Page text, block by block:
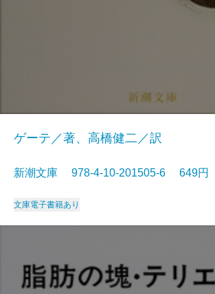
ゲーテ／著、高橋健二／訳
新潮文庫 978-4-10-201505-6 649円
文庫電子書籍あり